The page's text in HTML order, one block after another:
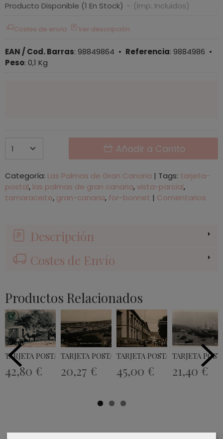
Producto Disponible (1 En Stock) - (Imp. Incluidos)
Costes de envío Ver descripción
EAN / Cod. Barras: 98849864 • Referencia: 9884986 •
Peso: 0,1 Kg
Añadir a Carrito
Categoría: Las Palmas de Gran Canaria | Tags: tarjeta-
postal las palmas de gran canaria vista-parcial
tamaraceite gran-canaria for-bonnet | Comentarios
Descripción
Costes de Envío
Productos Relacionados
TARJETA POSTAL - CARRETERA DE TAFIRA...
42,80 €
TARJETA POSTAL PLAZA DE TOROS SANTA...
20,27 €
TARJETA POSTAL CAPITANIA
45,00 €
TARJETA
21,40 €